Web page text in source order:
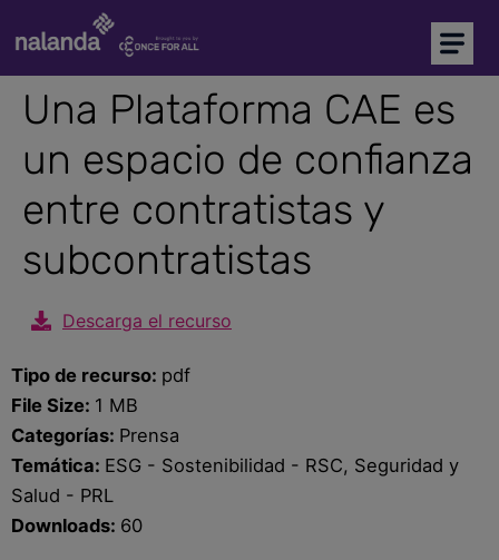
Soy comprador
Inicio
Plataforma CAE
Precalificación de proveedores
MarketplaceNEW
Más soluciones
Soporte
Blog
Una Plataforma CAE es
un espacio de confianza
entre contratistas y
subcontratistas
Descarga el recurso
Tipo de recurso: pdf
File Size: 1 MB
Categorías: Prensa
Temática: ESG - Sostenibilidad - RSC, Seguridad y
Salud - PRL
Downloads: 60